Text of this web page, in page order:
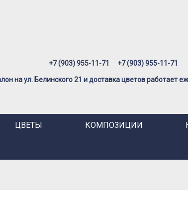
+7 (903) 955-11-71 +7 (903) 955-11-71
на ул. Белинского 21 и доставка цветов работает
ЦВЕТЫ КОМПОЗИЦИИ